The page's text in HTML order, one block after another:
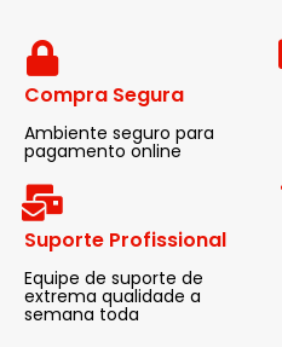
Compra Segura
Ambiente seguro para
pagamento online
Suporte Profissional
Equipe de suporte de
extrema qualidade a
semana toda